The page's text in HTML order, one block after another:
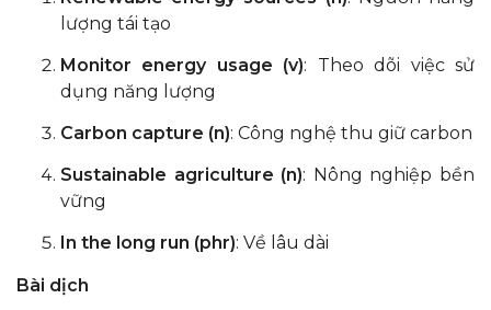
lượng tái tạo
Monitor energy usage (v): Theo dõi việc sử
dụng năng lượng
Carbon capture (n): Công nghệ thu giữ carbon
Sustainable agriculture (n): Nông nghiệp bền
vững
In the long run (phr): Về lâu dài
Bài dịch